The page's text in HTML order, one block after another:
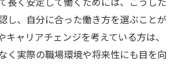
し、自分に合った働き方を選ぶことが
キャリアチェンジを考えている方は、
く実際の職場環境や将来性にも目を向